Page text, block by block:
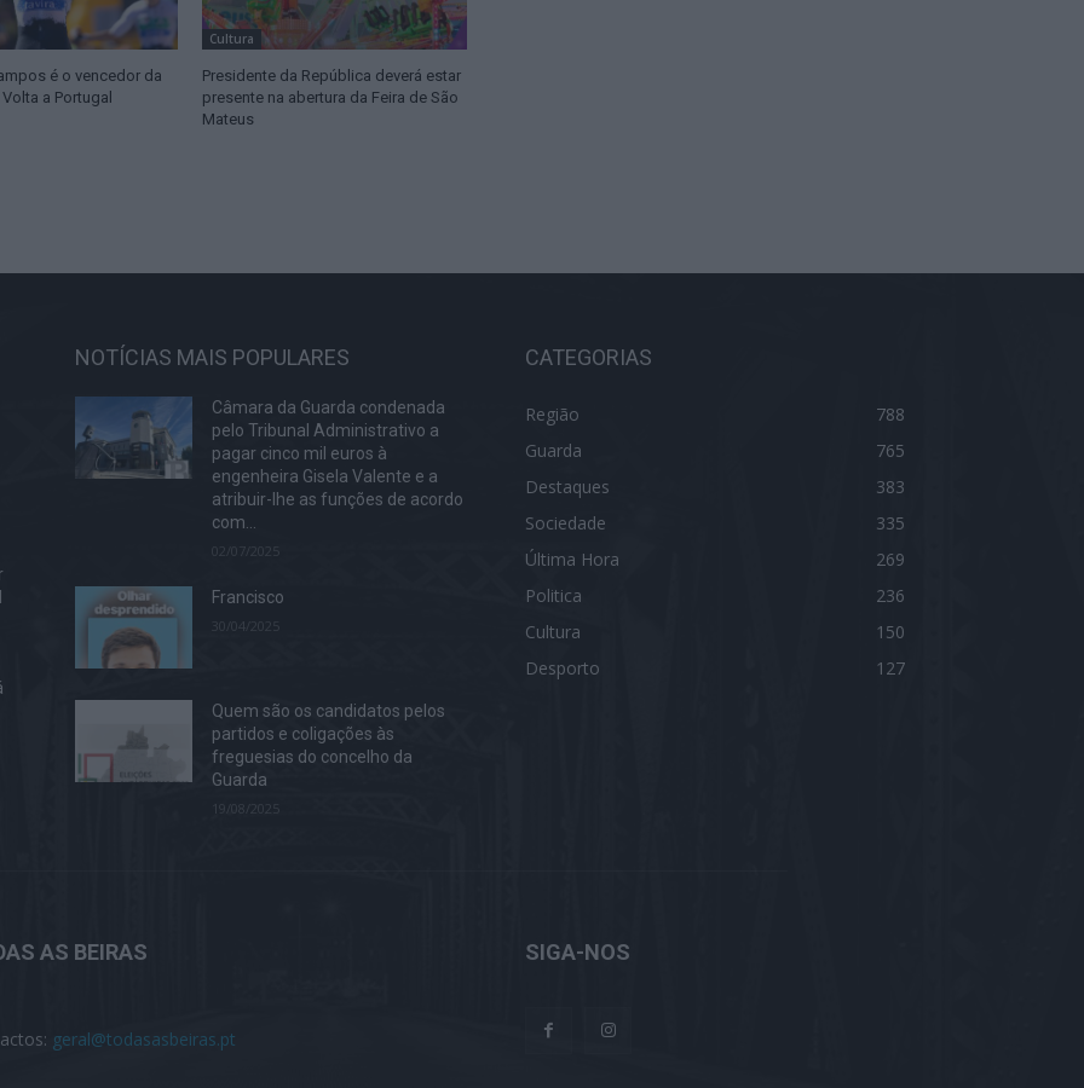
é o vencedor da
a Portugal
Cultura
Presidente da República deverá estar
presente na abertura da Feira de São
Mateus
NOTÍCIAS MAIS POPULARES
Câmara da Guarda condenada
pelo Tribunal Administrativo a
pagar cinco mil euros à
engenheira Gisela Valente e a
atribuir-lhe as funções de acordo
com...
02/07/2025
Francisco
30/04/2025
Quem são os candidatos pelos
partidos e coligações às
freguesias do concelho da
Guarda
19/08/2025
CATEGORIAS
Região
788
Guarda
765
Destaques
383
Sociedade
335
Última Hora
269
Politica
236
Cultura
150
Desporto
127
AS BEIRAS
geral@todasasbeiras.pt
SIGA-NOS